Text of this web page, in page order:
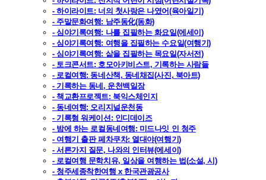
- 하이라이트: 너의 첫사랑은 나였어(육아일기)
- 주말문화여행: 남주동化(동화)
- 심야기록여행: 나를 집필하는 화요일(에세이)
- 심야기록여행: 여행을 집필하는 수요일(여행기)
- 심야기록여행: 삶을 집필하는 목요일(자서전)
- 토크콘서트: 호모아키비스트, 기록하는 사람들
- 로컬여행: 동네산책, 동네채집(사진, 북아트)
- 기록하는 동네, 운천백일장
- 책교환프로젝트: 북익스체인지
- 동네여행: 오리지널운천동
- 기록형 워케이션: 인디데이즈
- 밤에 하는 로컬동네여행: 미드나잇 인 청주
- 여행기 출판 페차쿠차: 열대야(여행기)
- 서른가지 질문, 나와의 인터뷰(에세이)
- 로컬여행 문학치유, 일상을 여행하는 법(소설, 시)
- 청주세종착한여행 x 한국관광공사